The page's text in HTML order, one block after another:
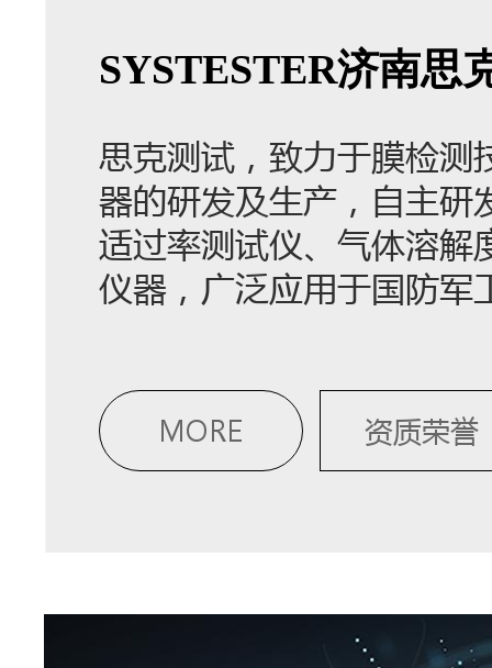
SYSTESTER济南思
思克测试，致力于膜检测
器的研发及生产，自主研
适过率测试仪、气体溶解
仪器，广泛应用于国防军
MORE 资质荣誉